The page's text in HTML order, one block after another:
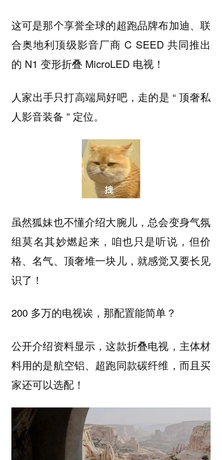
这可是那个享誉全球的超跑品牌布加迪、联
合奥地利顶级影音厂商 C SEED 共同推出
的 N1 变形折叠 MicroLED 电视！
人家出手只打高端局好吧，走的是 “ 顶奢私
人影音装备 ” 定位。
虽然狐妹也不懂介绍大腕儿，总会变身气氛
组莫名其妙燃起来，咱也只是听说，但价
格、名气、顶奢堆一块儿，就感觉又要长见
识了！
200 多万的电视诶，那配置能简单？
公开介绍资料显示，这款折叠电视，主体材
料用的是航空铝、超跑同款碳纤维，而且买
家还可以选配！